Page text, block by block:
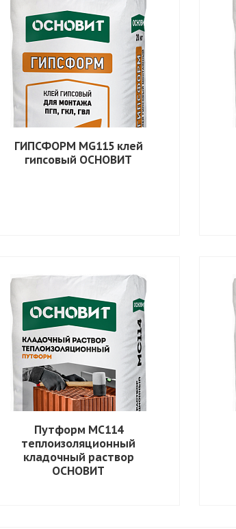
ГИПСФОРМ MG115 клей
гипсовый ОСНОВИТ
Путформ MC114
теплоизоляционный
кладочный раствор
ОСНОВИТ